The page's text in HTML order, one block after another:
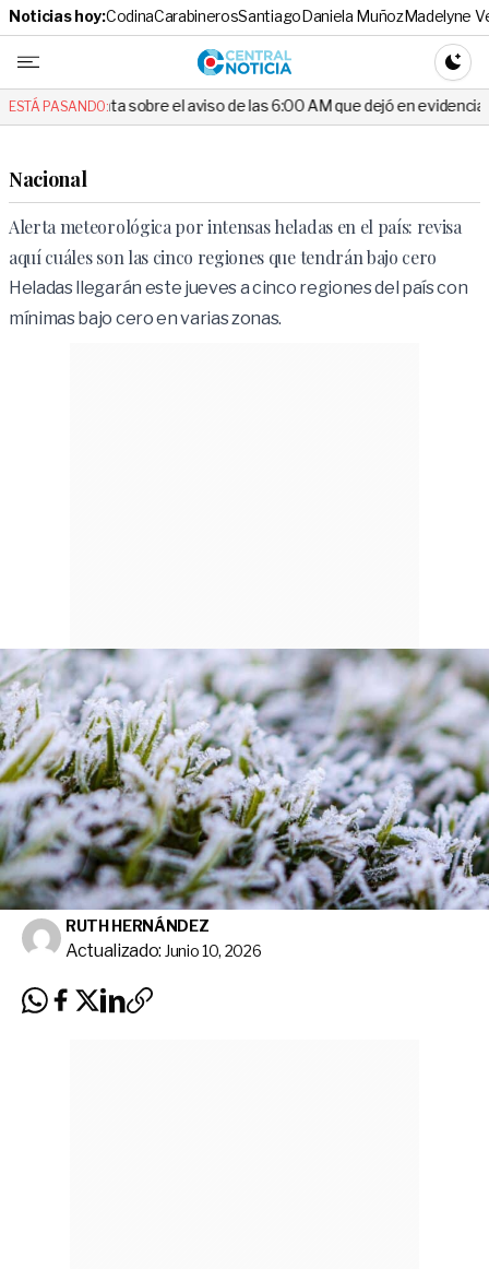
Noticias hoy:CodinaCarabinerosSantiagoDaniela MuñozMadelyne
Central
ESTÁ PASANDO:
el aviso de las 6:00 AM que dejó en evidencia al Delegado
Nacional
Alerta meteorológica por intensas heladas en el país: revisa
aquí cuáles son las cinco regiones que tendrán bajo cero
Heladas llegarán este jueves a cinco regiones del país con
mínimas bajo cero en varias zonas.
RUTH HERNÁNDEZ
Actualizado: Junio 10, 2026